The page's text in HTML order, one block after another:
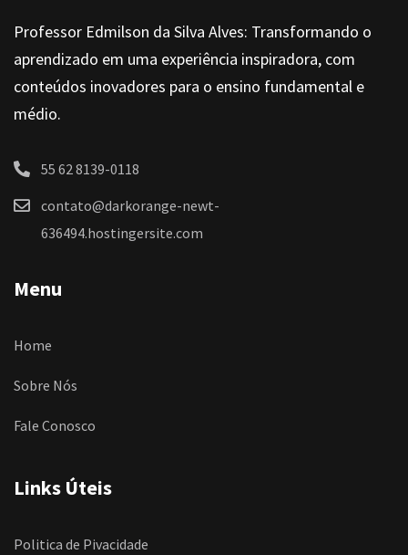
Professor Edmilson da Silva Alves: Transformando o
aprendizado em uma experiência inspiradora, com
conteúdos inovadores para o ensino fundamental e
médio.
55 62 8139-0118
contato@darkorange-newt-
636494.hostingersite.com
Menu
Home
Sobre Nós
Fale Conosco
Links Úteis
Politica de Pivacidade